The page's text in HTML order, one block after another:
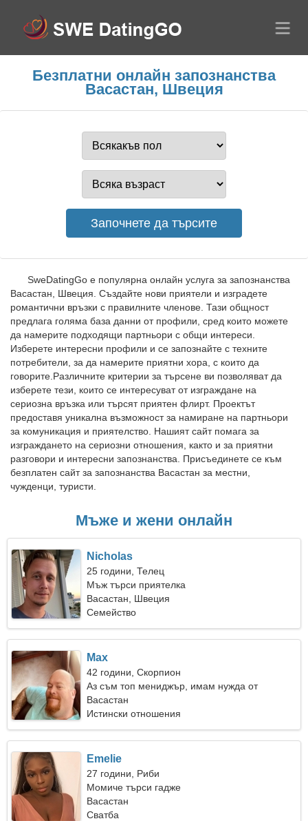
Безплатни онлайн запознанства
Васастан, Швеция
SweDatingGo е популярна онлайн услуга за запознанства
Васастан, Швеция. Създайте нови приятели и изградете
романтични връзки с правилните членове. Тази общност
предлага голяма база данни от профили, сред които можете
да намерите подходящи партньори с общи интереси.
Изберете интересни профили и се запознайте с техните
потребители, за да намерите приятни хора, с които да
говорите.Различните критерии за търсене ви позволяват да
изберете тези, които се интересуват от изграждане на
сериозна връзка или търсят приятен флирт. Проектът
предоставя уникална възможност за намиране на партньори
за комуникация и приятелство. Нашият сайт помага за
изграждането на сериозни отношения, както и за приятни
разговори и интересни запознанства. Присъединете се към
безплатен сайт за запознанства Васастан за местни,
чужденци, туристи.
Мъже и жени онлайн
Nicholas
25 години, Телец
Мъж търси приятелка
Васастан, Швеция
Семейство
Max
42 години, Скорпион
Аз съм топ мениджър, имам нужда от
романтична жена
Васастан
Истински отношения
Emelie
27 години, Риби
Момиче търси гадже
Васастан
Сватба